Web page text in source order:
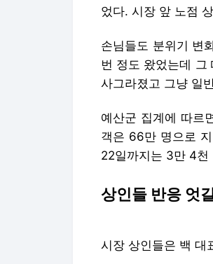
었다. 시장 앞 노점
손님들도 분위기 변
번 정도 왔었는데 그
사그라졌고 그냥 일
예산군 집계에 따르
객은 66만 명으로
22일까지는 3만 4천
상인들 반응 엇
시장 상인들은 백 대